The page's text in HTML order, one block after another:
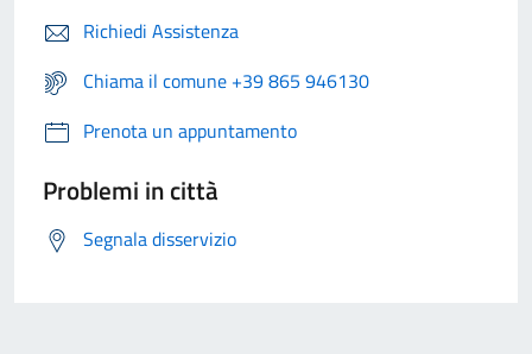
Richiedi Assistenza
Chiama il comune +39 865 946130
Prenota un appuntamento
Problemi in città
Segnala disservizio